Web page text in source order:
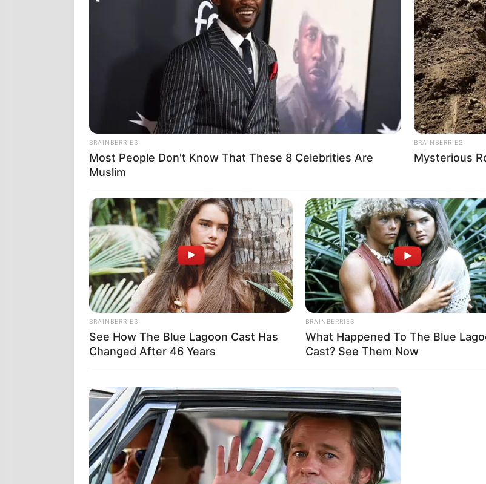
Ο Πούτιν δείχνει τον δρόμο προς τη Φωτεινή πλευρά της
πόλεμο στην ατζέντα των φύλων … Ο Ρώσος πρόεδρος Βλαντιμίρ
ολοκληρωτικό πόλεμο κατά της «τρομοκρατίας λόγω φύλου» στη
μιας έντονης ομιλίας στο Valdai Discussion Club στο Σότσι την
Οι άνθρωποι μετεγκαθίστανται «όχι τόσο για πολιτικούς
αξιών», ιδίως από μεγαλύτερες ευρωπαϊκές χώρες, δήλωσε ο
παραδοσιακές οικογενειακές δομές και θέτει σε κίνδυνο τους
σοβαρό στοιχείο που έδωσε ο Ρώσος Πρόεδρος για το τι
Ευρώπη… Πολλοί φυσιολογικοί άνθρωποι που απειλούνται από
Κυβερνήσεις τους, βρίσκουν θαλπωρή και ασφάλεια στη Ρωσία…
το παράδειγμα του Ελβετού που συνελήφθη γιατί έγραφε
φύλα…
BRAINBERRIES
Most People Don't Know That These 8 Celebrities Are
Muslim
BRAINBERRIES
Mysterious
BRAINBERRIES
See How The Blue Lagoon Cast Has
Changed After 46 Years
BRAINBERRIES
What Happened To The Blue
Cast? See Them Now
Bulging Varicose Veins? This Simple
FASHIONBESTSALE
At 79, This Is Where Bill Clinton
With His Partner